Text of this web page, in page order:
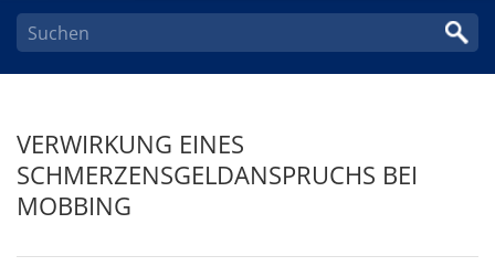
VERWIRKUNG EINES
SCHMERZENSGELDANSPRUCHS BEI
MOBBING